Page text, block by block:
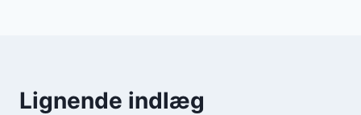
Lignende indlæg